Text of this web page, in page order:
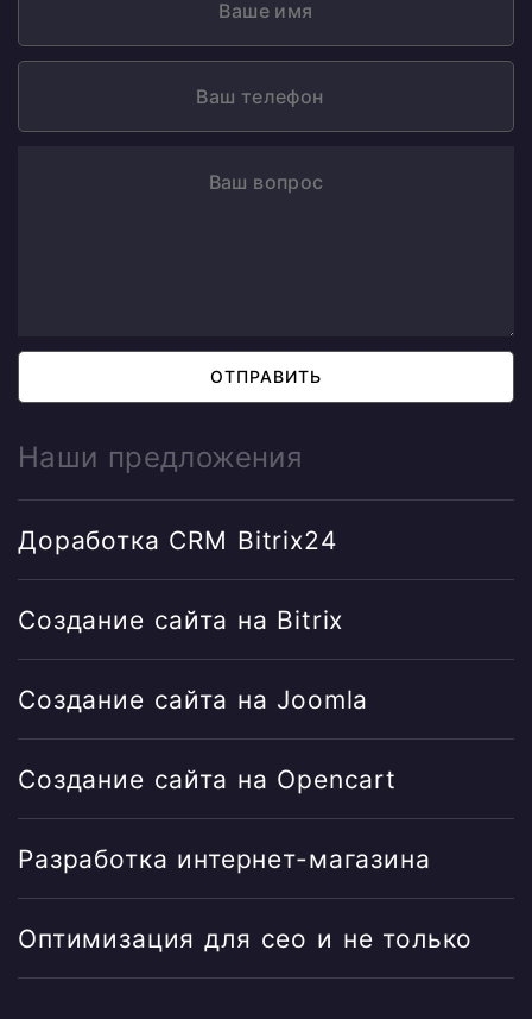
ОТПРАВИТЬ
Наши предложения
Доработка CRM Bitrix24
Создание сайта на Bitrix
Создание сайта на Joomla
Создание сайта на Opencart
Разработка интернет-магазина
Оптимизация для сео и не только